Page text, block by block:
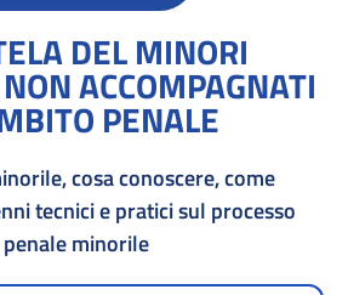
DEL MINORI
ACCOMPAGNATI
PENALE
cosa conoscere, come
tecnici e pratici sul processo
penale minorile